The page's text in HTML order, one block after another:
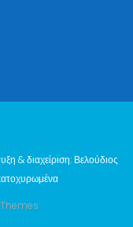
& διαχείριση: Βελούδιος